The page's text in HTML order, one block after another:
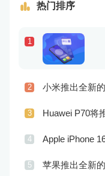
热门排序
1
2 小米推出全新
3
4
5 苹果推出全新